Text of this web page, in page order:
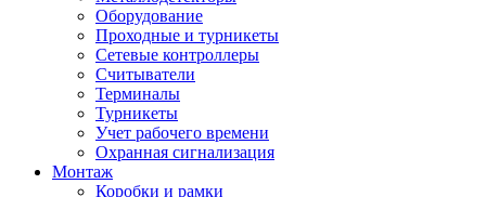
Оборудование
Проходные и турникеты
Сетевые контроллеры
Считыватели
Терминалы
Турникеты
Учет рабочего времени
Охранная сигнализация
Монтаж
Коробки и рамки